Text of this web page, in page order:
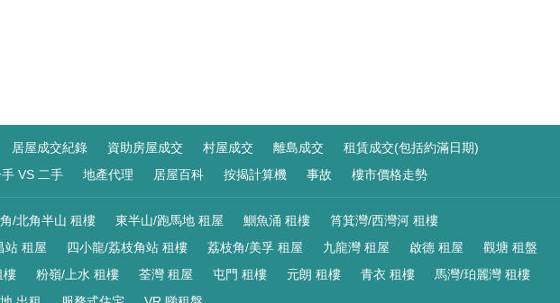
居屋成交紀錄 資助房屋成交 村屋成交 離島成交
租賃成交(包括約滿日期)
VS 二手 地產代理 居屋百科 按揭計算機 事故 樓市價格走勢
/北角半山 租樓 東半山/跑馬地 租屋 鰂魚涌 租樓
筲箕灣/西灣河 租樓
站 租屋 四小龍/荔枝角站 租樓 荔枝角/美孚 租屋 九龍灣 租屋 啟德 租屋
觀塘 租盤
樓 粉嶺/上水 租樓 荃灣 租屋 屯門 租樓 元朗 租樓 青衣 租樓
馬灣/珀麗灣 租樓